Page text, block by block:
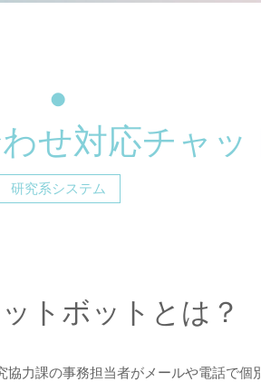
せ対応チャッ
研究系システム
トボットとは？
力課の事務担当者がメールや電話で